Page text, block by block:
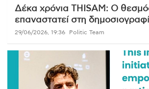
Δέκα χρόνια THISAM: Ο
επαναστατεί στη
29/06/2026, 19:36 Politic Team